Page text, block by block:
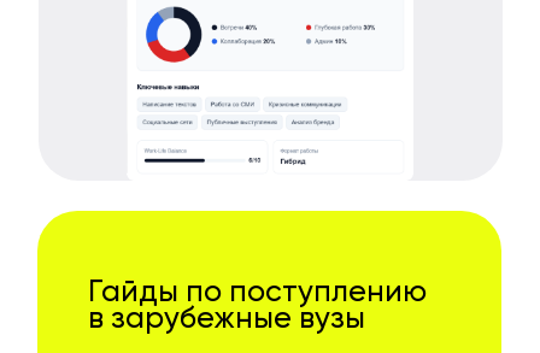
Гайды по поступлению
в зарубежные вузы